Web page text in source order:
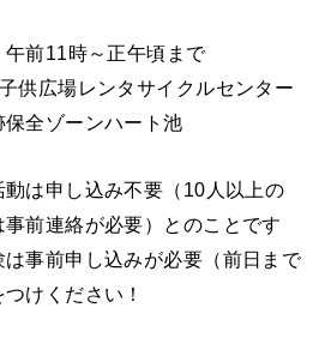
午前11時～正午頃まで
供広場レンタサイクルセンター
全ゾーンハート池
は申し込み不要（10人以上の
前連絡が必要）とのことです
事前申し込みが必要（前日まで
けください！